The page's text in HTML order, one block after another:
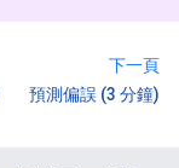
下一頁
預測偏誤 (3 分鐘)